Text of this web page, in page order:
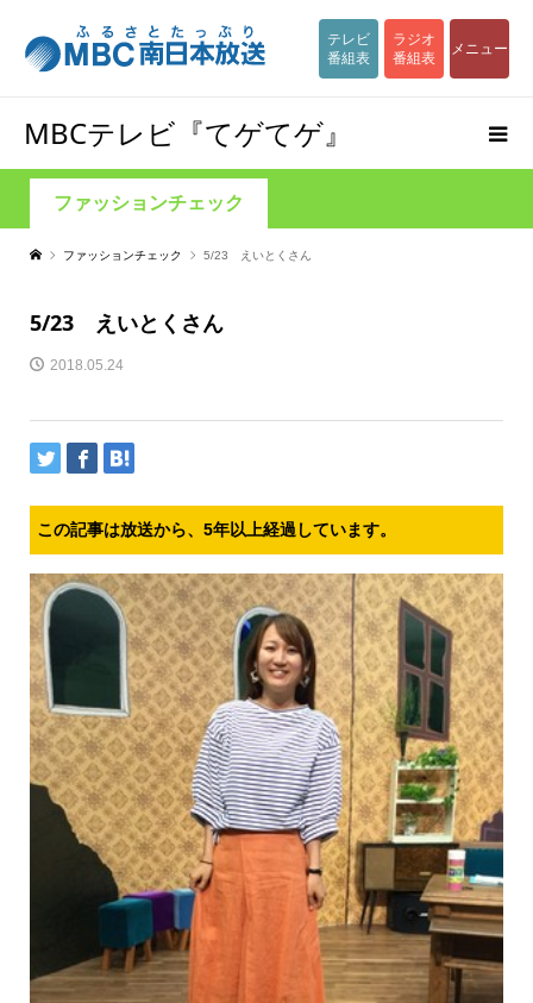
テレビ
番組表
ラジオ
番組表
メニュー
MBCテレビ『てゲてゲ』
ファッションチェック
ファッションチェック 5/23 えいとくさん
5/23 えいとくさん
2018.05.24
この記事は放送から、5年以上経過しています。